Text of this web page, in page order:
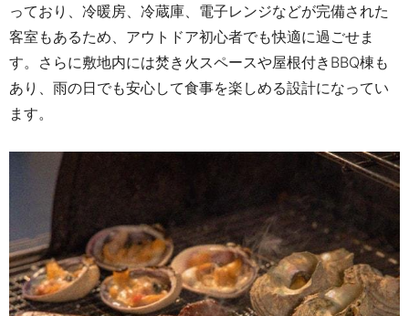
っており、冷暖房、冷蔵庫、電子レンジなどが完備された
客室もあるため、アウトドア初心者でも快適に過ごせま
す。さらに敷地内には焚き火スペースや屋根付きBBQ棟も
あり、雨の日でも安心して食事を楽しめる設計になってい
ます。